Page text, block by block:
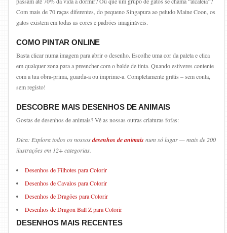
Com mais de 70 raças diferentes, do pequeno Singapura ao peludo Maine Coon, os
gatos existem em todas as cores e padrões imagináveis.
COMO PINTAR ONLINE
Basta clicar numa imagem para abrir o desenho. Escolhe uma cor da paleta e clica
em qualquer zona para a preencher com o balde de tinta. Quando estiveres contente
com a tua obra-prima, guarda-a ou imprime-a. Completamente grátis – sem conta,
sem registo!
DESCOBRE MAIS DESENHOS DE ANIMAIS
Gostas de desenhos de animais? Vê as nossas outras criaturas fofas:
Dica: Explora todos os nossosdesenhos de animais num só lugar — mais de 200
ilustrações em 12+ categorias.
Desenhos de Filhotes para Colorir
Desenhos de Cavalos para Colorir
Desenhos de Dragões para Colorir
Desenhos de Dragon Ball Z para Colorir
DESENHOS MAIS RECENTES